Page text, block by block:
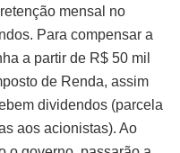
mensal no
Para compensar a
a partir de R$ 50 mil
de Renda, assim
dividendos (parcela
aos acionistas). Ao